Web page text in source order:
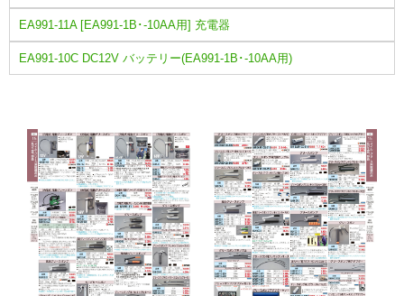
EA991-11A [EA991-1B･-10AA用] 充電器
EA991-10C DC12V バッテリー(EA991-1B･-10AA用)